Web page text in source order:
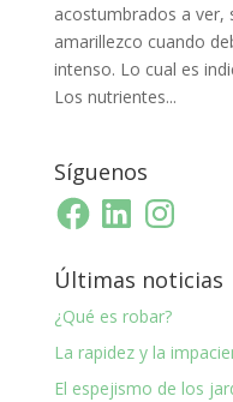
acostumbrados a ver,
amarillezco cuando
intenso. Lo cual es
Los nutrientes...
Síguenos
FacebookLinkedInInstagram
Últimas noticias
¿Qué es robar?
La rapidez y la
El espejismo de los